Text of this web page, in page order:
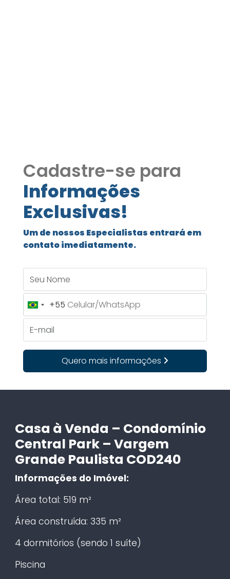
Cadastre-se para
Informações
Exclusivas!
Um de nossos Especialistas entrará em
contato imediatamente.
Brazil
+55
+55
Quero mais informações
Casa à Venda – Condomínio
Central Park – Vargem
Grande Paulista COD240
Informações do Imóvel:
Área total: 519 m²
Área construída: 335 m²
4 dormitórios (sendo 1 suíte)
Piscina